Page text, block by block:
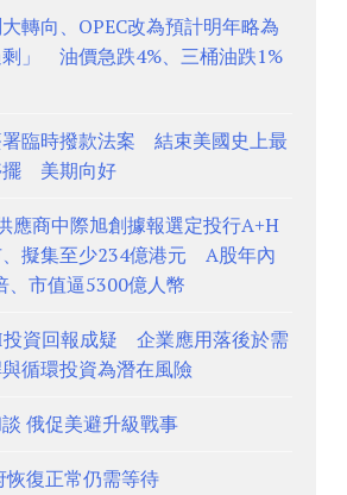
轉向、OPEC改為預計明年略為
剩」 油價急跌4%、三桶油跌1%
臨時撥款法案 結束美國史上最
擺 美期向好
應商中際旭創據報選定投行A+H
擬集至少234億港元 A股年內
、市值逼5300億人幣
資回報成疑 企業應用落後於需
循環投資為潛在風險
俄促美避升級戰事
恢復正常仍需等待